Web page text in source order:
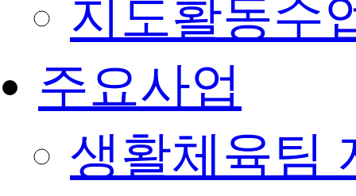
지도활동수
주요사업
생활체육팀